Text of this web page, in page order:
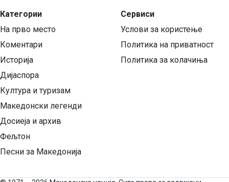
Категории
На прво место
Коментари
Историја
Дијаспора
Култура и туризам
Македонски легенди
Досиеја и архив
Фељтон
Песни за Македонија
Сервиси
Услови за користење
Политика на приватност
Политика за колачиња